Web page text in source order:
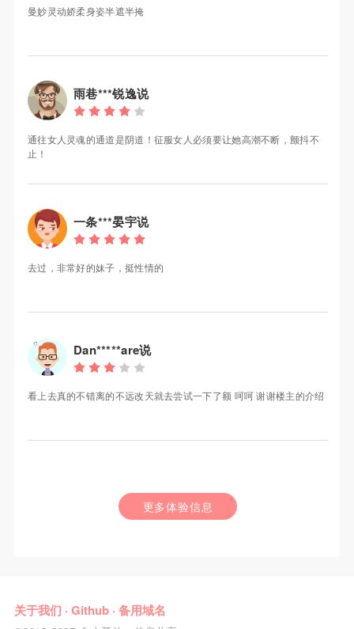
曼妙灵动娇柔身姿半遮半掩
雨巷***锐逸说
通往女人灵魂的通道是阴道！征服女人必须要让她高潮不断，颤抖不
止！
一条***晏宇说
去过，非常好的妹子，挺性情的
Dan*****are说
看上去真的不错离的不远改天就去尝试一下了额 呵呵 谢谢楼主的介绍
更多体验信息
关于我们 · Github· 备用域名